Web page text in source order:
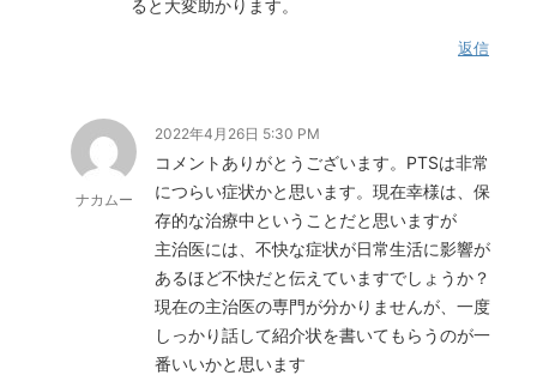
ると大変助かります。
返信
ナカムー
2022年4月26日 5:30 PM
コメントありがとうございます。PTSは非常
につらい症状かと思います。現在幸様は、保
存的な治療中ということだと思いますが
主治医には、不快な症状が日常生活に影響が
あるほど不快だと伝えていますでしょうか？
現在の主治医の専門が分かりませんが、一度
しっかり話して紹介状を書いてもらうのが一
番いいかと思います